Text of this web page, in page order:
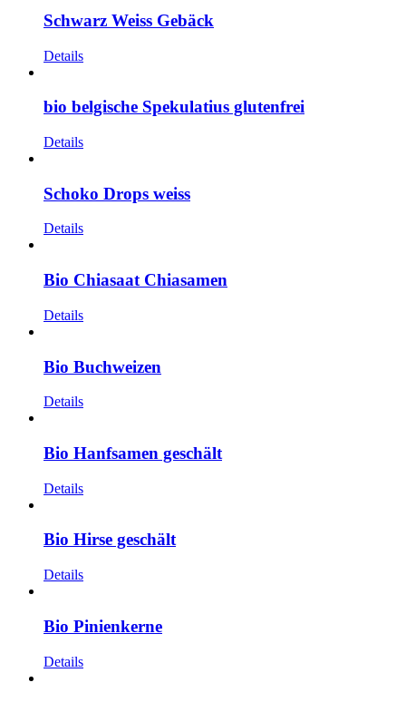
Schwarz Weiss Gebäck
Details
bio belgische Spekulatius glutenfrei
Details
Schoko Drops weiss
Details
Bio Chiasaat Chiasamen
Details
Bio Buchweizen
Details
Bio Hanfsamen geschält
Details
Bio Hirse geschält
Details
Bio Pinienkerne
Details